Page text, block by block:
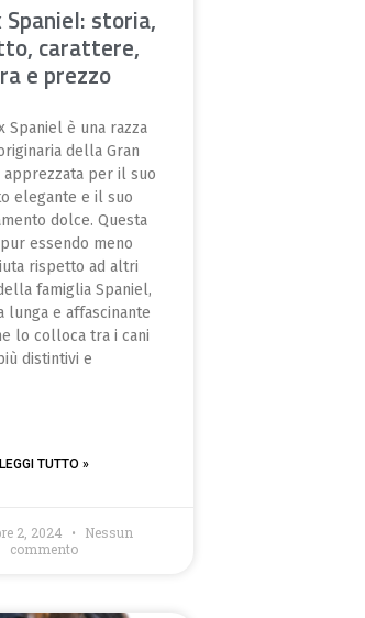
Spaniel: storia,
carattere,
e prezzo
Spaniel è una razza
della Gran
apprezzata per il suo
elegante e il suo
dolce. Questa
essendo meno
rispetto ad altri
famiglia Spaniel,
lunga e affascinante
lo colloca tra i cani
distintivi e
LEGGI TUTTO »
2, 2024
Nessun
commento